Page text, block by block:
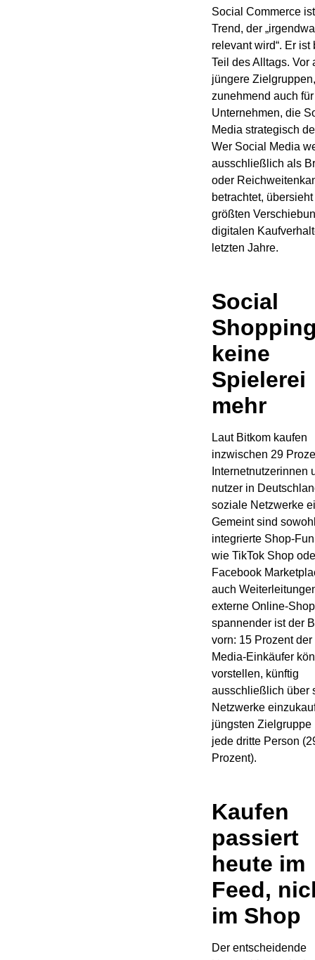
Social Commerce
Trend, der
relevant wird“. Er ist
Teil des Alltags. Vor
jüngere
zunehmend auch für
Unternehmen, die
Media strategisch
Wer Social Media
ausschließlich als
oder
betrachtet,
größten
digitalen
letzten Jahre.
Social
keine
Spielerei
mehr
Laut Bitkom kaufen
inzwischen 29
Internetnutzerinnen
nutzer in
soziale Netzwerke
Gemeint sind
integrierte Shop-
wie TikTok Shop
Facebook
auch
externe Online-
spannender ist der
vorn: 15 Prozent
Media-Einkäufer
vorstellen, künftig
ausschließlich über
Netzwerke
jüngsten Zielgruppe
jede dritte Person
Prozent).
Kaufen
passiert
heute im
Feed,
im Shop
Der entscheidende